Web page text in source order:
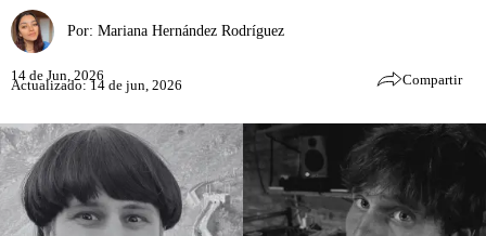
Por: Mariana Hernández Rodríguez
14 de Jun, 2026
Actualizado: 14 de jun, 2026 Compartir